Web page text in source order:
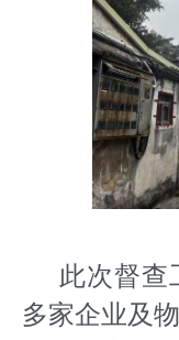
此次督查
多家企业及